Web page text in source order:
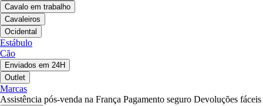
Cavalo em trabalho
Cavaleiros
Ocidental
Estábulo
Cão
Enviados em 24H
Outlet
Marcas
Assistência pós-venda na França Pagamento seguro Devoluções fáceis